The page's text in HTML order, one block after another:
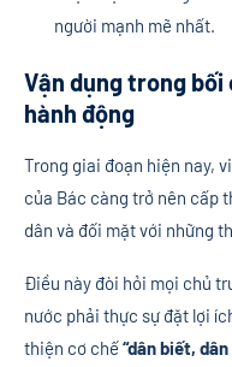
người mạnh mẽ nhất.
Vận dụng trong
hành động
Trong giai đoạn hiện nay,
của Bác càng trở nên cấp
dân và đối mặt với những
Điều này đòi hỏi mọi chủ
nước phải thực sự đặt lợi
thiện cơ chế“dân biết,